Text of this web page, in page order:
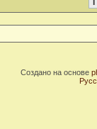
Создано на основе